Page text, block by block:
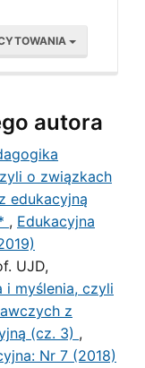
autora
o związkach
edukacyjną
, Edukacyjna
UJD,
i myślenia, czyli
z
(cz. 3) ,
Nr 7 (2018)